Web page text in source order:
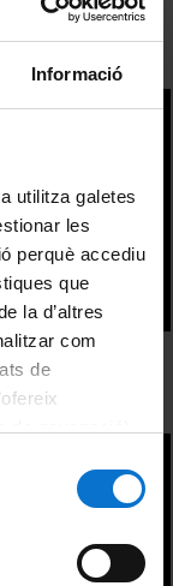
Informació
utilitza galetes
les
perquè accediu
que
la d’altres
com
de
de la
a la